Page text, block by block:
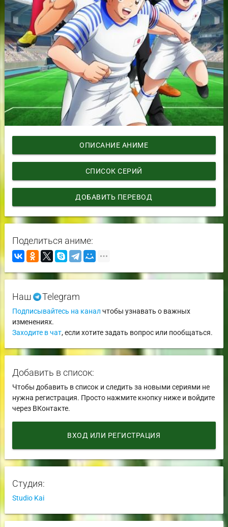
ОПИСАНИЕ АНИМЕ
СПИСОК СЕРИЙ
ДОБАВИТЬ ПЕРЕВОД
Поделиться аниме:
Наш Telegram
Подписывайтесь на канал чтобы узнавать о важных
изменениях.
Заходите в чат, если хотите задать вопрос или пообщаться.
Добавить в список:
Чтобы добавить в список и следить за новыми сериями не
нужна регистрация. Просто нажмите кнопку ниже и войдите
через ВКонтакте.
ВХОД ИЛИ РЕГИСТРАЦИЯ
Студия:
Studio Kai